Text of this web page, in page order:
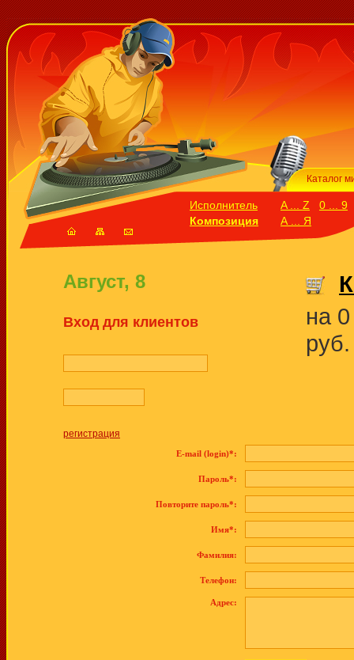
Каталог
Исполнитель
Композиция
A ... Z
0 ... 9
А ... Я
Август, 8
Вход для клиентов
регистрация
на
руб.
E-mail (login)*:
Пароль*:
Повторите пароль*:
Имя*:
Фамилия:
Телефон:
Адрес: